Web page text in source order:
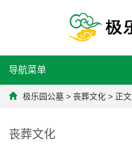
导航菜单
极乐园公墓 > 丧葬文化 > 正文
丧葬文化